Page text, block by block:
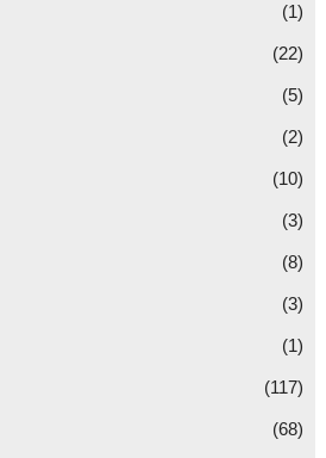
(1)
(22)
(5)
(2)
(10)
(3)
(8)
(3)
(1)
(117)
(68)